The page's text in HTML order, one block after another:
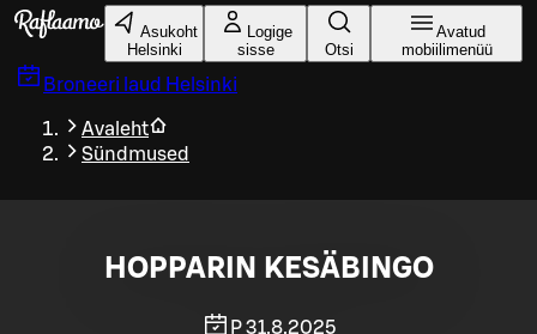
Liigu peamise sisu juurde
Asukoht
Helsinki
Logige
sisse
Otsi
Avatud
mobiilimenüü
Broneeri laud Helsinki
Avaleht
Sündmused
HOPPARIN KESÄBINGO
P 31.8.2025